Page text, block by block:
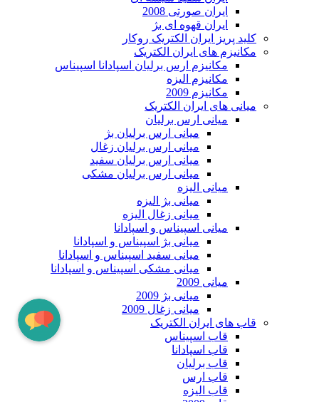
ایران صورتی 2008
ایران قهوه ای بژ
کلید پریز ایران الکتریک روکار
مکانیزم های ایران الکتریک
مکانیزم ارس برلیان اسپادانا اسپیناس
مکانیزم الیزه
مکانیزم 2009
میانی های ایران الکتریک
میانی ارس برلیان
میانی ارس برلیان بژ
میانی ارس برلیان زغال
میانی ارس برلیان سفید
میانی ارس برلیان مشکی
میانی الیزه
میانی بژ الیزه
میانی زغال الیزه
میانی اسپیناس و اسپادانا
میانی بژ اسپیناس و اسپادانا
میانی سفید اسپیناس و اسپادانا
میانی مشکی اسپیناس و اسپادانا
میانی 2009
میانی بژ 2009
میانی زغال 2009
قاب های ایران الکتریک
قاب اسپیناس
قاب اسپادانا
قاب برلیان
قاب ارس
قاب الیزه